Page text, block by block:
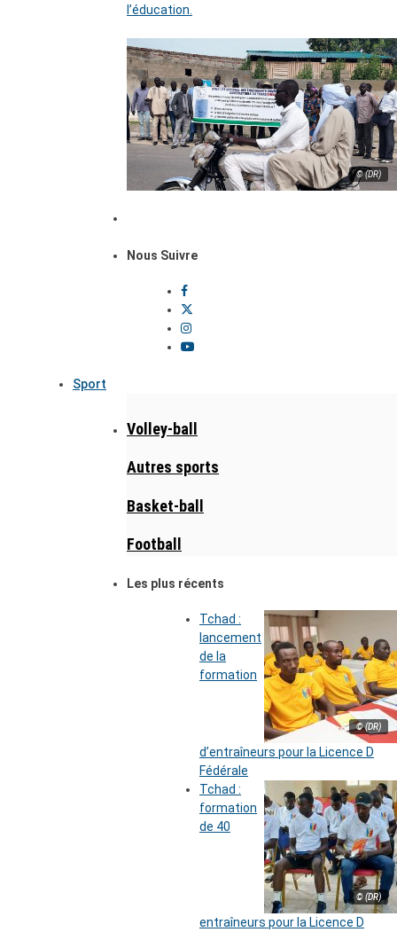
l’éducation.
© (DR)
Nous Suivre
Sport
Volley-ball
Autres sports
Basket-ball
Football
Les plus récents
© (DR)
Tchad :
lancement
de la
formation
d’entraîneurs pour la Licence D
Fédérale
© (DR)
Tchad :
formation
de 40
entraîneurs pour la Licence D